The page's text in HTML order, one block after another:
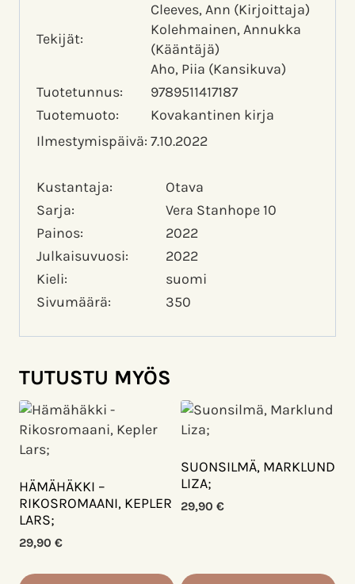
Tekijät:
Cleeves, Ann (Kirjoittaja)
Kolehmainen, Annukka
(Kääntäjä)
Aho, Piia (Kansikuva)
Tuotetunnus:
9789511417187
Tuotemuoto:
Kovakantinen kirja
Ilmestymispäivä: 7.10.2022
Kustantaja:
Otava
Sarja:
Vera Stanhope 10
Painos:
2022
Julkaisuvuosi:
2022
Kieli:
suomi
Sivumäärä:
350
TUTUSTU MYÖS
HÄMÄHÄKKI –
RIKOSROMAANI, KEPLER
LARS;
29,90 €
SUONSILMÄ, MARKLUND
LIZA;
29,90 €